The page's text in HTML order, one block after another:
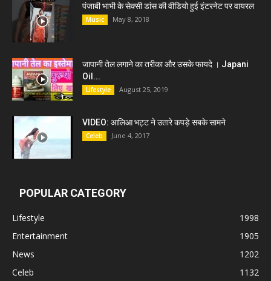
पंजाबी भाभी के सेक्सी डांस की वीडियो हुई इंटरनेट पर वायरल
Music May 8, 2018
जापानी तेल लगाने का तरीका और उसके फायदे । Japani
Oil...
Lifestyle August 25, 2019
VIDEO: आलिआ भट्ट ने उतारे कपड़े सबके सामने
Celeb June 4, 2017
POPULAR CATEGORY
Lifestyle
1998
Entertainment
1905
News
1202
Celeb
1132